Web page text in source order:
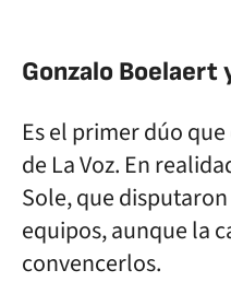
Gonzalo
Es el primer dúo
de La Voz. En
Sole, que
equipos, aunque la
convencerlos.